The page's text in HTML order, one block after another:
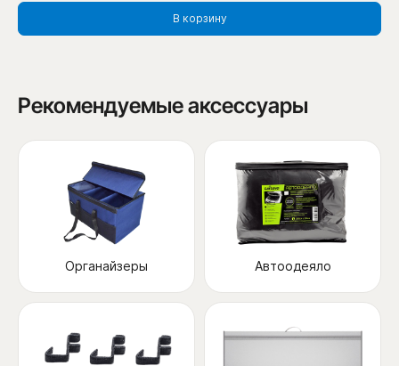
В корзину
Рекомендуемые аксессуары
Органайзеры Автоодеяло